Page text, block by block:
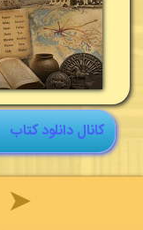
کانال دانلود کتاب
➤